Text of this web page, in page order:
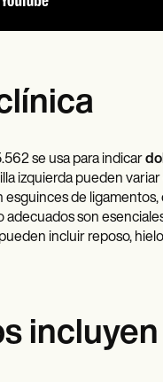
se usa para indicar
izquierda pueden
esguinces de
adecuados son
incluir reposo,
incluyen